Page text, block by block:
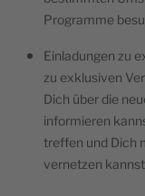
Programme
Einladungen zu
zu exklusiven
Dich über die
informieren
treffen und Dich
vernetzen